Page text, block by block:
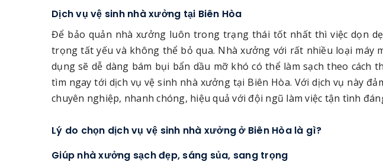
Dịch vụ vệ sinh nhà xưởng tại Biên Hòa
Để bảo quản nhà xưởng luôn trong trạng thái tốt nhất thì việc dọn
trọng tất yếu và không thể bỏ qua. Nhà xưởng với rất nhiều loại máy
dụng sẽ dễ dàng bám bụi bẩn dầu mỡ khó có thể làm sạch theo cách
tìm ngay tới dịch vụ vệ sinh nhà xưởng tại Biên Hòa. Với dịch vụ này
chuyên nghiệp, nhanh chóng, hiệu quả với đội ngũ làm việc tận tình
Lý do chọn dịch vụ vệ sinh nhà xưởng ở Biên Hòa là gì?
Giúp nhà xưởng sạch đẹp, sáng sủa, sang trọng